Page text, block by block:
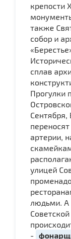
крепости
также
собор и
сплав
Прогулки
Сентября,
артерии,
улицей
людьми. А
-